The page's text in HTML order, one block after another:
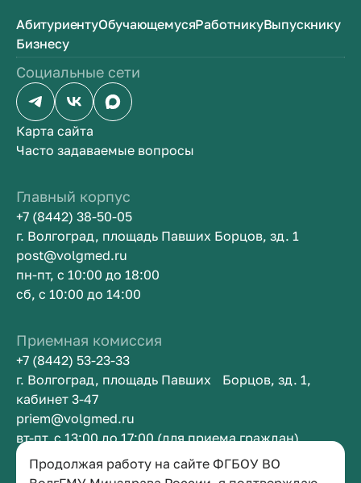
Продолжая работу на сайте ФГБОУ ВО
АбитуриентуОбучающемусяРаботникуВыпускнику
Бизнесу
Социальные сети
Карта сайта
Часто задаваемые вопросы
Главный корпус
+7 (8442) 38-50-05
г. Волгоград, площадь Павших Борцов, зд. 1
post@volgmed.ru
пн-пт, с 10:00 до 18:00
сб, с 10:00 до 14:00
Приемная комиссия
+7 (8442) 53-23-33
г. Волгоград, площадь Павших Борцов, зд. 1,
кабинет 3-47
priem@volgmed.ru
вт-пт, с 13:00 до 17:00 (для приема граждан)